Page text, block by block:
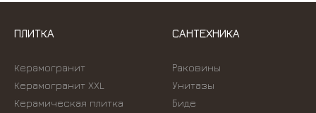
ПЛИТКА
Керамогранит
Керамогранит XXL
Керамическая плитка
САНТЕХНИКА
Раковины
Унитазы
Биде